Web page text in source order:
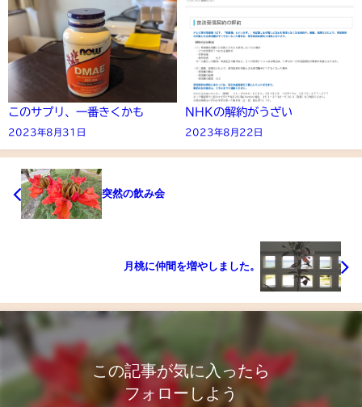
このサプリ、一番きくかも
2023年8月31日
NHKの解約がうざい
2023年8月22日
突然の飲み会
月桃に仲間を増やしました。
この記事が気に入ったら
フォローしよう